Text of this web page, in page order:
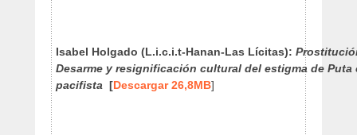
Isabel Holgado (L.i.c.i.t-Hanan-Las Lícitas):
Desarme y resignificación cultural del estigma de Puta
pacifista [Descargar 26,8MB]